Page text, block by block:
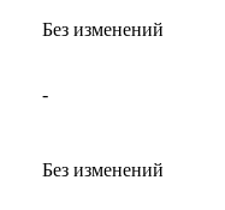
Без изменений
-
Без изменений